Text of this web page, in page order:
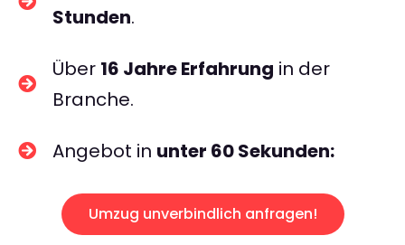
Stunden.
Über 16 Jahre Erfahrung in der
Branche.
Angebot in unter 60 Sekunden:
Umzug unverbindlich anfragen!